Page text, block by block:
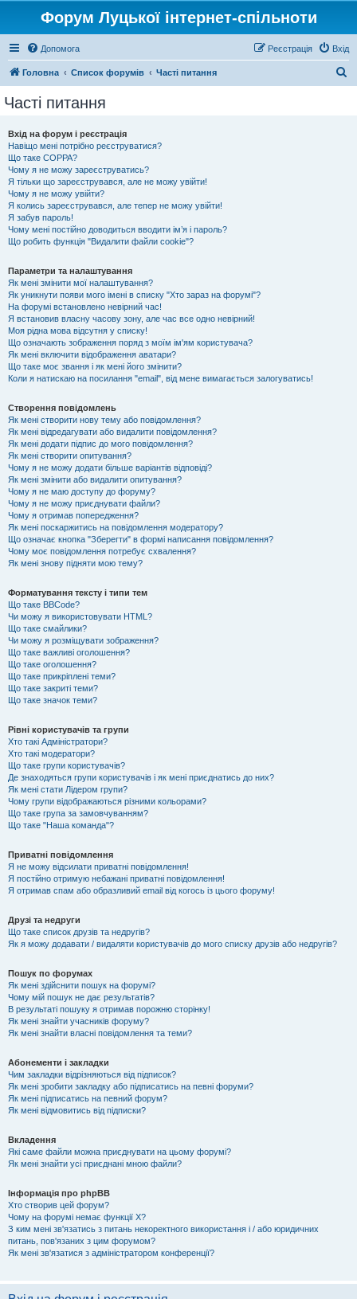
Форум Луцької інтернет-спільноти
Допомога Вхід
Реєстрація
Головна Список форумів Часті питання
Часті питання
Вхід на форум і реєстрація
Навіщо мені потрібно реєструватися?
Що таке COPPA?
Чому я не можу зареєструватись?
Я тільки що зареєструвався, але не можу увійти!
Чому я не можу увійти?
Я колись зареєструвався, але тепер не можу увійти!
Я забув пароль!
Чому мені постійно доводиться вводити ім’я і пароль?
Що робить функція "Видалити файли cookie"?
Параметри та налаштування
Як мені змінити мої налаштування?
Як уникнути появи мого імені в списку "Хто зараз на форумі"?
На форумі встановлено невірний час!
Я встановив власну часову зону, але час все одно невірний!
Моя рідна мова відсутня у списку!
Що означають зображення поряд з моїм ім'ям користувача?
Як мені включити відображення аватари?
Що таке моє звання і як мені його змінити?
Коли я натискаю на посилання "email", від мене вимагається залогуватись!
Створення повідомлень
Як мені створити нову тему або повідомлення?
Як мені відредагувати або видалити повідомлення?
Як мені додати підпис до мого повідомлення?
Як мені створити опитування?
Чому я не можу додати більше варіантів відповіді?
Як мені змінити або видалити опитування?
Чому я не маю доступу до форуму?
Чому я не можу приєднувати файли?
Чому я отримав попередження?
Як мені поскаржитись на повідомлення модератору?
Що означає кнопка "Зберегти" в формі написання повідомлення?
Чому моє повідомлення потребує схвалення?
Як мені знову підняти мою тему?
Форматування тексту і типи тем
Що таке BBCode?
Чи можу я використовувати HTML?
Що таке смайлики?
Чи можу я розміщувати зображення?
Що таке важливі оголошення?
Що таке оголошення?
Що таке прикріплені теми?
Що таке закриті теми?
Що таке значок теми?
Рівні користувачів та групи
Хто такі Адміністратори?
Хто такі модератори?
Що таке групи користувачів?
Де знаходяться групи користувачів і як мені приєднатись до них?
Як мені стати Лідером групи?
Чому групи відображаються різними кольорами?
Що таке група за замовчуванням?
Що таке "Наша команда"?
Приватні повідомлення
Я не можу відсилати приватні повідомлення!
Я постійно отримую небажані приватні повідомлення!
Я отримав спам або образливий email від когось із цього форуму!
Друзі та недруги
Що таке список друзів та недругів?
Як я можу додавати / видаляти користувачів до мого списку друзів або недругів?
Пошук по форумах
Як мені здійснити пошук на форумі?
Чому мій пошук не дає результатів?
В результаті пошуку я отримав порожню сторінку!
Як мені знайти учасників форуму?
Як мені знайти власні повідомлення та теми?
Абонементи і закладки
Чим закладки відрізняються від підписок?
Як мені зробити закладку або підписатись на певні форуми?
Як мені підписатись на певний форум?
Як мені відмовитись від підписки?
Вкладення
Які саме файли можна приєднувати на цьому форумі?
Як мені знайти усі приєднані мною файли?
Інформація про phpBB
Хто створив цей форум?
Чому на форумі немає функції X?
З ким мені зв'язатись з питань некоректного використання і / або юридичних
питань, пов'язаних з цим форумом?
Як мені зв'язатися з адміністратором конференції?